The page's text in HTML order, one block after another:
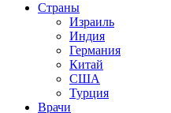
Страны
Израиль
Индия
Германия
Китай
США
Турция
Врачи